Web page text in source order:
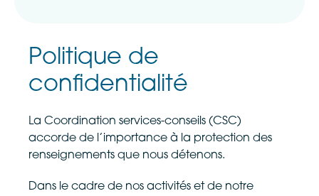
Politique de
confidentialité
La Coordination services-conseils (CSC)
accorde de l’importance à la protection des
renseignements que nous détenons.
Dans le cadre de nos activités et de notre